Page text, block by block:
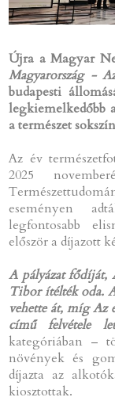
Újra a Magyar
Magyarország -
budapesti
legkiemelkedőbb
a természet
Az év
2025
eseményen
legfontosabb
először a díjazott
A pályázat fődíját,
Tibor ítélték oda.
vehette át, míg Az
című felvétele
kategóriában –
növények és
díjazta az
kiosztottak.